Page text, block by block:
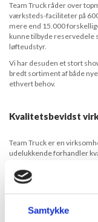
Samtykke
Team Truck råder over
værksteds-faciliteter på
mere end 15.000
kunne tilbyde reservedele
løfteudstyr.
Vi har desuden et stort
bredt sortiment af både
ethvert behov.
Kvalitetsbevidst
Team Truck er en
udelukkende forhandler
løfteudstyr til ethvert
hos os altid er sikret en